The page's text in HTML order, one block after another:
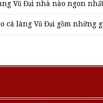
Vũ Đại nhà nào ngon nhất
cá làng Vũ Đại gồm những